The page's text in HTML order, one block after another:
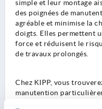
simple et leur montage
des poignées de
agréable et minimise la
doigts. Elles permettent
force et réduisent le
de travaux prolongés.
Chez KIPP, vous
manutention